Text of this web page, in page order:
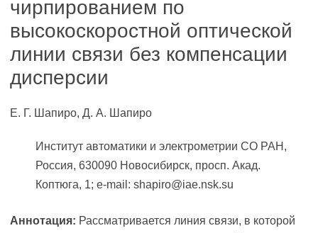
чирпированием по
высокоскоростной оптической
линии связи без компенсации
дисперсии
Е. Г. Шапиро, Д. А. Шапиро
Институт автоматики и электрометрии СО РАН,
Россия, 630090 Новосибирск, просп. Акад.
Коптюга, 1; e-mail: shapiro@iae.nsk.su
Аннотация: Рассматривается линия связи, в которой